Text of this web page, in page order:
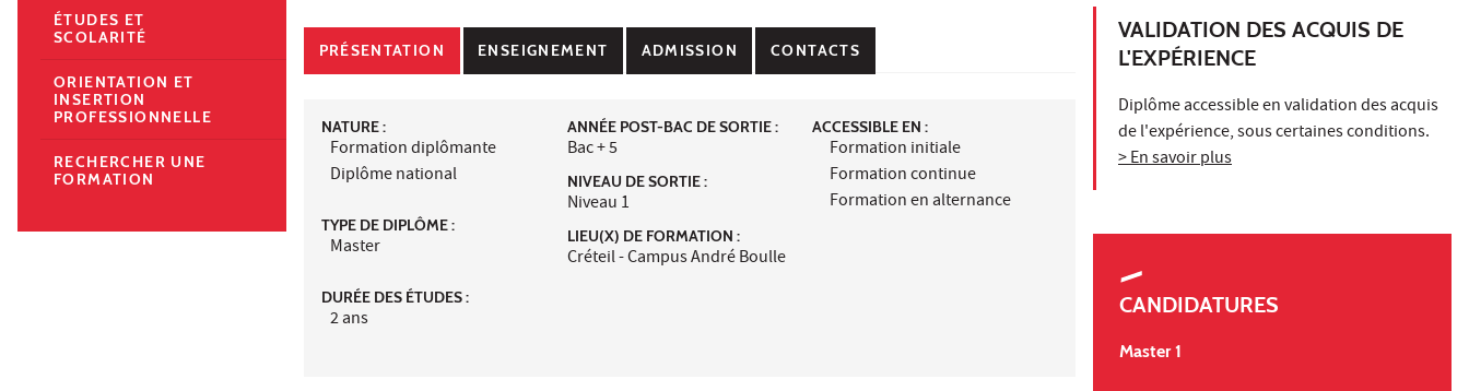
PRÉSENTATION ENSEIGNEMENT ADMISSION CONTACTS
NATURE :
Formation diplômante
Diplôme national
TYPE DE DIPLÔME :
Master
DURÉE DES ÉTUDES :
2 ans
ANNÉE POST-BAC DE SORTIE :
Bac + 5
NIVEAU DE SORTIE :
Niveau 1
LIEU(X) DE FORMATION :
Créteil - Campus André Boulle
ACCESSIBLE EN :
Formation initiale
Formation continue
Formation en alternance
VALIDATION DES ACQUIS DE
L'EXPÉRIENCE
Diplôme accessible en validation des acquis
de l'expérience, sous certaines conditions.
> En savoir plus
CANDIDATURES
Master 1
ÉTUDES ET
SCOLARITÉ
ORIENTATION ET
INSERTION
PROFESSIONNELLE
RECHERCHER UNE
FORMATION